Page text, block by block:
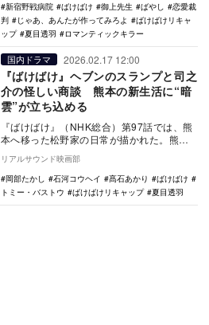
新宿野戦病院
ばけばけ 御上先生 ばやし
恋愛裁
判
じゃあ、あんたが作ってみろよ
ばけばけリキャ
ップ
夏目透羽 ロマンティックキラー
国内ドラマ 2026.02.17 12:00
『ばけばけ』ヘブンのスランプと司之
介の怪しい商談 熊本の新生活に“暗
雲”が立ち込める
『ばけばけ』（NHK総合）第97話では、熊
本へ移った松野家の日常が描かれた。熊本
へ移住したトキ（髙石あかり）とヘブン
（トミー・バ…
リアルサウンド映画部
岡部たかし
石河コウヘイ 髙石あかり
ばけばけ
トミー・バストウ
ばけばけリキャップ 夏目透羽